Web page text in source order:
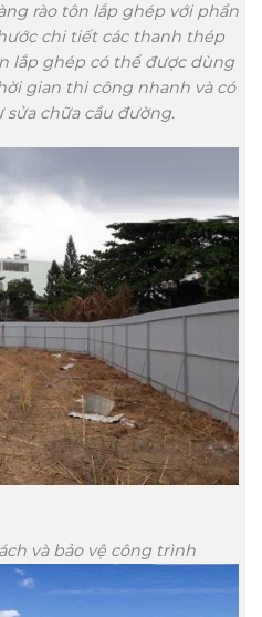
rào tôn lắp ghép với phần
chi tiết các thanh thép
lắp ghép có thể được dùng
gian thi công nhanh và có
chữa cầu đường.
và bảo vệ công trình